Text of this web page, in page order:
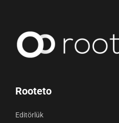
Rooteto
Editörlük